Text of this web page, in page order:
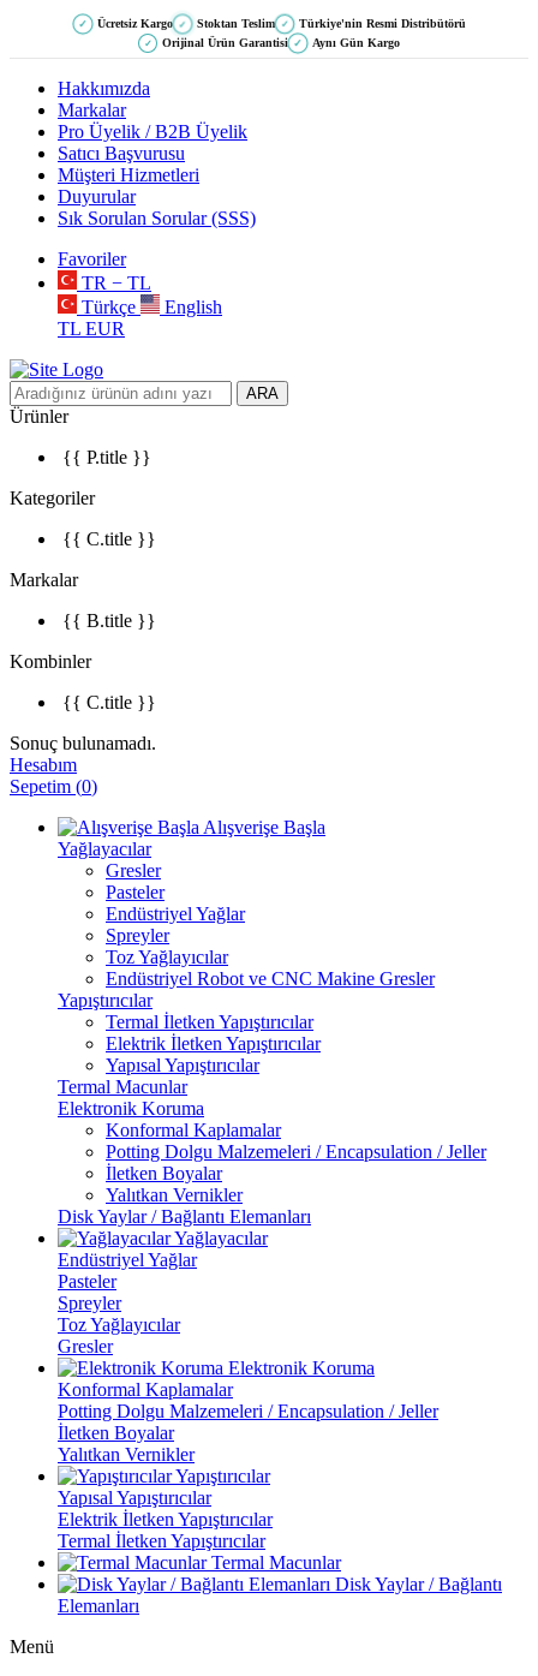
✓ Ücretsiz Kargo ✓ Stoktan Teslim ✓ Türkiye'nin Resmi Distribütörü
✓ Orijinal Ürün Garantisi ✓ Aynı Gün Kargo
Hakkımızda
Markalar
Pro Üyelik / B2B Üyelik
Satıcı Başvurusu
Müşteri Hizmetleri
Duyurular
Sık Sorulan Sorular (SSS)
Favoriler
TR − TL
Türkçe
English
TL EUR
ARA
Ürünler
{{ P.title }}
Kategoriler
{{ C.title }}
Markalar
{{ B.title }}
Kombinler
{{ C.title }}
Sonuç bulunamadı.
Hesabım
Sepetim (0)
Alışverişe Başla
Yağlayacılar
Gresler
Pasteler
Endüstriyel Yağlar
Spreyler
Toz Yağlayıcılar
Endüstriyel Robot ve CNC Makine Gresler
Yapıştırıcılar
Termal İletken Yapıştırıcılar
Elektrik İletken Yapıştırıcılar
Yapısal Yapıştırıcılar
Termal Macunlar
Elektronik Koruma
Konformal Kaplamalar
Potting Dolgu Malzemeleri / Encapsulation / Jeller
İletken Boyalar
Yalıtkan Vernikler
Disk Yaylar / Bağlantı Elemanları
Yağlayacılar
Endüstriyel Yağlar
Pasteler
Spreyler
Toz Yağlayıcılar
Gresler
Elektronik Koruma
Konformal Kaplamalar
Potting Dolgu Malzemeleri / Encapsulation / Jeller
İletken Boyalar
Yalıtkan Vernikler
Yapıştırıcılar
Yapısal Yapıştırıcılar
Elektrik İletken Yapıştırıcılar
Termal İletken Yapıştırıcılar
Termal Macunlar
Disk Yaylar / Bağlantı
Elemanları
Menü